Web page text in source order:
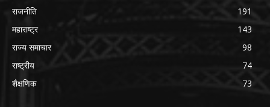
राजनीति
191
महाराष्ट्र
143
राज्य समाचार
98
राष्ट्रीय
74
शैक्षणिक
73